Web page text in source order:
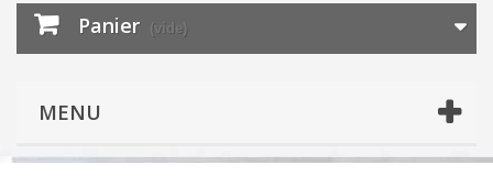
Panier (vide)
MENU